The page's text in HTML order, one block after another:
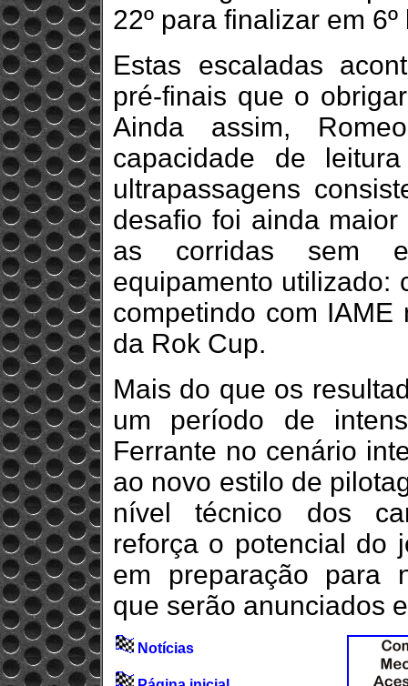
22º para finalizar em 6º
Estas escaladas
pré-finais que o
Ainda assim,
capacidade de
ultrapassagens
desafio foi ainda
as corridas sem
equipamento utilizado:
competindo com
da Rok Cup.
Mais do que os
um período de
Ferrante no cenário
ao novo estilo de
nível técnico dos
reforça o potencial do
em preparação para
que serão anunciados
Notícias